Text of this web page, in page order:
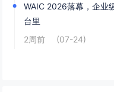
WAIC 2026落幕，企业
台里
2周前
(07-24)